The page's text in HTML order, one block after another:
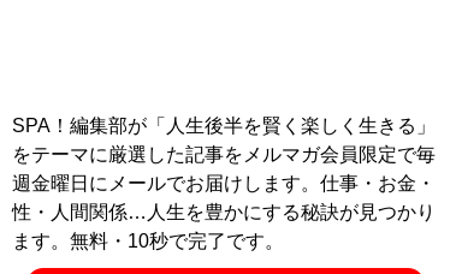
SPA！編集部が「人生後半を賢く楽しく生きる」
をテーマに厳選した記事をメルマガ会員限定で毎
週金曜日にメールでお届けします。仕事・お金・
性・人間関係…人生を豊かにする秘訣が見つかり
ます。無料・10秒で完了です。